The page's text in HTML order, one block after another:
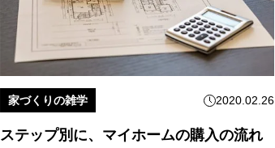
家づくりの雑学 2020.02.26
ステップ別に、マイホームの購入の流れ